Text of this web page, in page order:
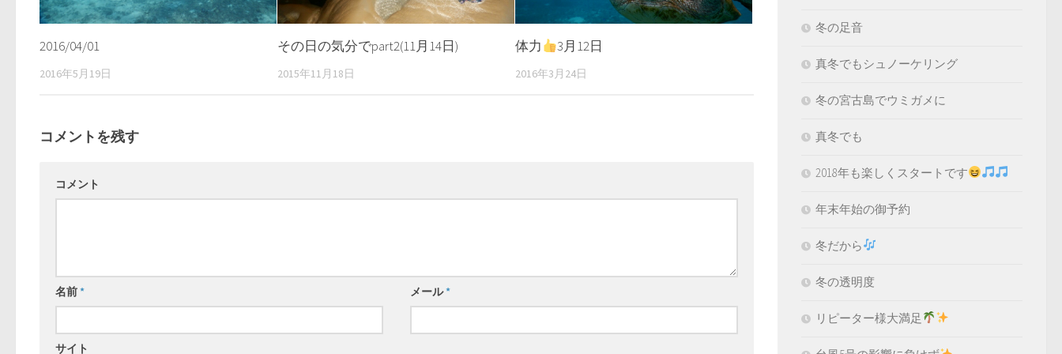
2016/04/01
2016年5月19日
その日の気分でpart2(11月14日)
2015年11月18日
体力 3月12日
2016年3月24日
コメントを残す
コメント
名前* メール*
サイト
冬の足音
真冬でもシュノーケリング
冬の宮古島でウミガメに
真冬でも
2018年も楽しくスタートです
年末年始の御予約
冬だから
冬の透明度
リピーター様大満足